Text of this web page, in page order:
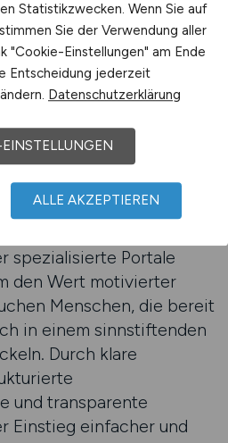
unterschätzen ihre
Fähigkeiten wie
Organisationstalent
sind in der Pflege
übertragen. Auf
können Bewerber ihr Profil
diese Stärken gezielt
optimal zu präsentieren.
spezialisierte Portale
den Wert motivierter
Menschen, die bereit
in einem sinnstiftenden
Durch klare
und transparente
Einstieg einfacher und
Statistikzwecken. Wenn Sie auf
Sie der Verwendung aller
"Cookie-Einstellungen" am Ende
Entscheidung jederzeit
Datenschutzerklärung
ALLE AKZEPTIEREN